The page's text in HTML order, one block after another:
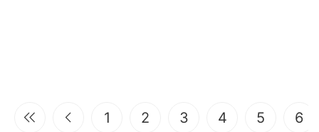
1 2 3 4 5 6